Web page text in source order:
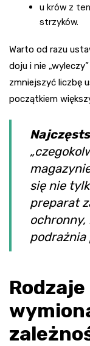
u krów z
strzyków.
Warto od razu
doju i nie
zmniejszyć liczbę
początkiem
się nie
preparat
ochronny,
podrażnia